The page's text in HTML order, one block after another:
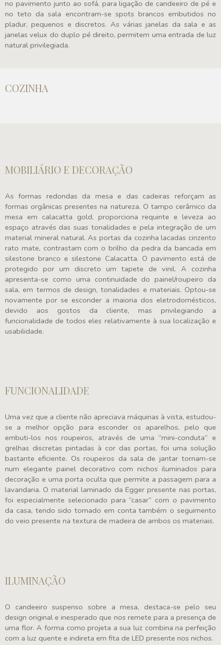
no pavimento junto ao sofá, para ligação de candeeiro de pé e
no teto da sala encontram-se spots brancos embutidos no
pladur, pequenos e discretos. As várias janelas da sala e as
janelas velux do duplo pé direito, permitem uma entrada de luz
natural privilegiada.
COZINHA
MOBILIÁRIO E DECORAÇÃO
As formas redondas da mesa e das cadeiras reforçam as
formas orgânicas presentes na natureza. O tampo cerâmico da
mesa em calacatta gold, proporciona requinte e leveza ao
espaço através das suas tonalidades e pela integração de um
material mineral natural. As portas da cozinha lacadas cinzento
rato mate, contrastam com o brilho da pedra da bancada em
silestone branco e silestone Calacatta. O pavimento está de
protegido por um discreto um tapete de vinil. A cozinha
apresenta-se como uma continuidade do painel/roupeiro da
sala, em termos de design, tonalidades e materiais. Optou-se
novamente por se esconder a maioria dos eletrodomésticos,
devido aos gostos da cliente, mas privilegiando a
funcionalidade de todos eles relativamente à sua localização e
usabilidade.
FUNCIONALIDADE
Uma vez que a cliente não apreciava máquinas à vista, estudou-
se a melhor opção para esconder os aparelhos, pelo que
embuti-los nos roupeiros, através de uma “mini-conduta” e
grelhas discretas pintadas à cor das portas, foi uma solução
bastante eficiente. Os roupeiros da sala de jantar tornam-se
num elegante painel decorativo com nichos iluminados para
decoração e uma porta oculta que permite a passagem para a
lavandaria. O material laminado da Egger presente nas portas,
foi especialmente selecionado para “casar” com o pavimento
da casa, tendo sido tomado em conta também o seguimento
do veio presente na textura de madeira de ambos os materiais.
ILUMINAÇÃO
O candeeiro suspenso sobre a mesa, destaca-se pelo seu
design original e inesperado que nos remete para a presença de
uma flor. A forma como projeta a sua luz combina na perfeição
com a luz quente e indireta em fita de LED presente nos nichos.